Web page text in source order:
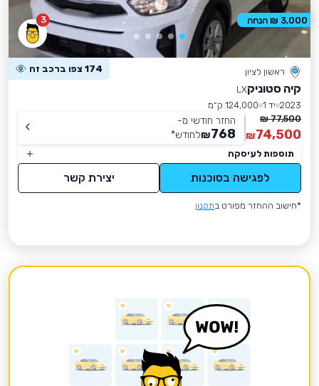
3
ראשון לציון 174 צפו ברכב זה
קיה סטוניקLX
2023 יד 1
124,000 ק״מ
77,500 ₪
74,500
₪
החזר חודשי מ-
768
₪לחודש*
תוספות לעיסקה
לפגישה בסוכנות יצירת קשר
*חישוב ההחזר מפורט בתקנון
3,000 ₪ הנחה